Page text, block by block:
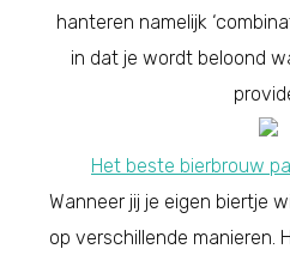
hanteren namelijk
in dat je wordt beloond
Het beste bierbrouw
Wanneer jij je eigen biertje
op verschillende manieren.